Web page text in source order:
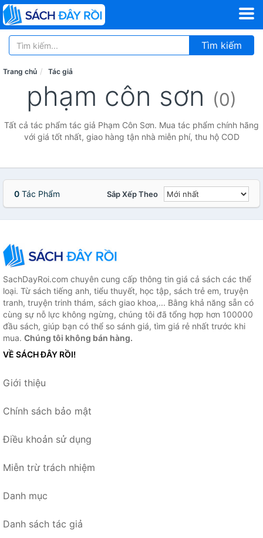
Tìm kiếm
Trang chủ Tác giả
phạm côn sơn (0)
Tất cả tác phẩm tác giả Phạm Côn Sơn. Mua tác phẩm chính hãng
với giá tốt nhất, giao hàng tận nhà miễn phí, thu hộ COD
0 Tác Phẩm Sắp Xếp Theo
SachDayRoi.com chuyên cung cấp thông tin giá cả sách các thể
loại. Từ sách tiếng anh, tiểu thuyết, học tập, sách trẻ em, truyện
tranh, truyện trinh thám, sách giao khoa,... Bằng khả năng sẵn có
cùng sự nỗ lực không ngừng, chúng tôi đã tổng hợp hơn 100000
đầu sách, giúp bạn có thể so sánh giá, tìm giá rẻ nhất trước khi
mua. Chúng tôi không bán hàng.
VỀ SÁCH ĐÂY RỒI!
Giới thiệu
Chính sách bảo mật
Điều khoản sử dụng
Miễn trừ trách nhiệm
Danh mục
Danh sách tác giả